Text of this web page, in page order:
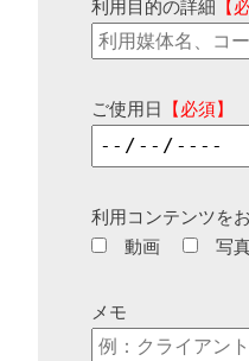
利用目的の詳細 【
ご使用日 【必須】
利用コンテンツを
動画
写
メモ